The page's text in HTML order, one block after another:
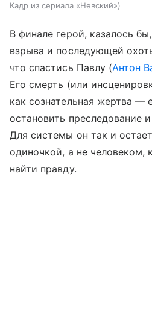
Кадр из сериала «Невский»
В финале герой, казалось
взрыва и последующей
что спастись Павлу (Антон
Его смерть (или
как сознательная жертва —
остановить преследование
Для системы он так и
одиночкой, а не человеком,
найти правду.